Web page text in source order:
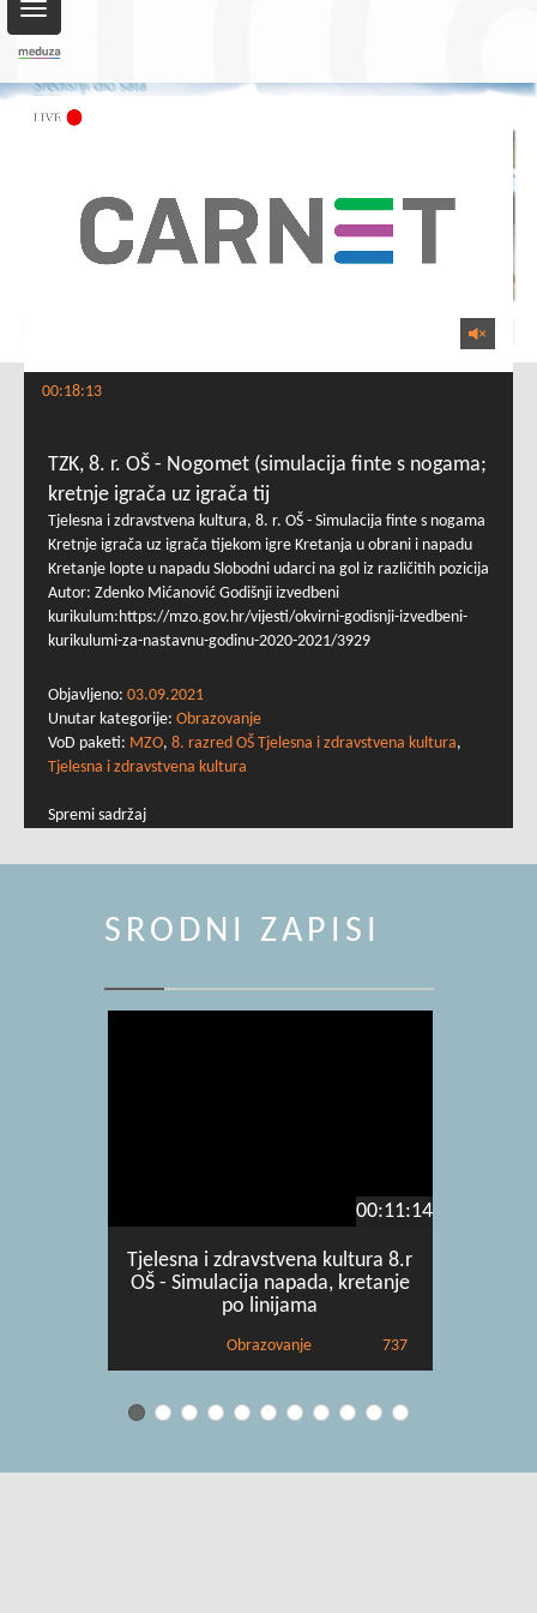
Toggle
navigation
00:18:13
TZK, 8. r. OŠ - Nogomet (simulacija finte s nogama;
kretnje igrača uz igrača tij
Tjelesna i zdravstvena kultura, 8. r. OŠ - Simulacija finte s nogama
Kretnje igrača uz igrača tijekom igre Kretanja u obrani i napadu
Kretanje lopte u napadu Slobodni udarci na gol iz različitih pozicija
Autor: Zdenko Mićanović Godišnji izvedbeni
kurikulum:https://mzo.gov.hr/vijesti/okvirni-godisnji-izvedbeni-
kurikulumi-za-nastavnu-godinu-2020-2021/3929
Objavljeno: 03.09.2021
Unutar kategorije: Obrazovanje
VoD paketi: MZO, 8. razred OŠ Tjelesna i zdravstvena kultura,
Tjelesna i zdravstvena kultura
Spremi sadržaj
SRODNI ZAPISI
00:11:14
Tjelesna i zdravstvena kultura 8.r
OŠ - Simulacija napada, kretanje
po linijama
Obrazovanje 737